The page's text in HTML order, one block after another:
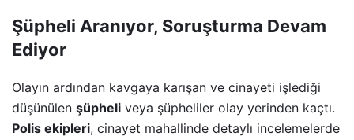
Şüpheli Aranıyor, Soruşturma Devam
Ediyor
Olayın ardından kavgaya karışan ve cinayeti işlediği
düşünülen şüpheli veya şüpheliler olay yerinden kaçtı.
Polis ekipleri, cinayet mahallinde detaylı incelemelerde